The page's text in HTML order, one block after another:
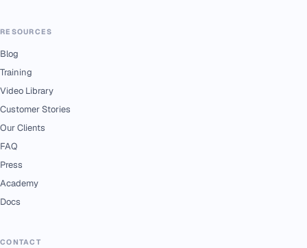
RESOURCES
Blog
Training
Video Library
Customer Stories
Our Clients
FAQ
Press
Academy
Docs
CONTACT